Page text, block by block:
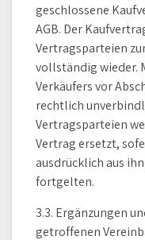
geschlossene
AGB. Der
Vertragsparteien
vollständig wieder.
Verkäufers vor
rechtlich
Vertragsparteien
Vertrag ersetzt,
ausdrücklich aus
fortgelten.
3.3. Ergänzungen
getroffenen